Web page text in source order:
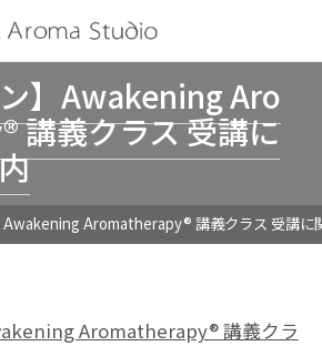
ン】Awakening Aro
講義クラス 受講に
Awakening Aromatherapy® 講義クラス 受講に
Aromatherapy®︎ 講義クラ